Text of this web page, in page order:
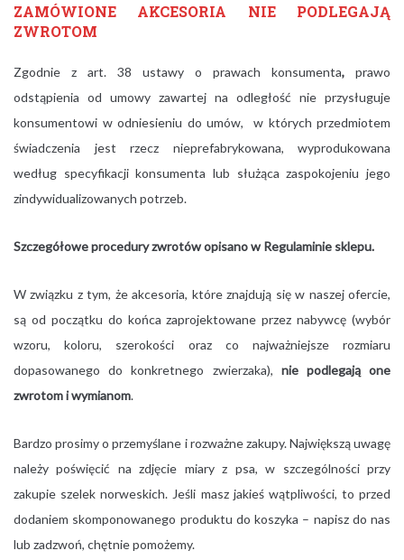
ZAMÓWIONE AKCESORIA NIE PODLEGAJĄ
ZWROTOM
Zgodnie z art. 38 ustawy o prawach konsumenta, prawo
odstąpienia od umowy zawartej na odległość nie przysługuje
konsumentowi w odniesieniu do umów, w których przedmiotem
świadczenia jest rzecz nieprefabrykowana, wyprodukowana
według specyfikacji konsumenta lub służąca zaspokojeniu jego
zindywidualizowanych potrzeb.
Szczegółowe procedury zwrotów opisano w Regulaminie sklepu.
W związku z tym, że akcesoria, które znajdują się w naszej ofercie,
są od początku do końca zaprojektowane przez nabywcę (wybór
wzoru, koloru, szerokości oraz co najważniejsze rozmiaru
dopasowanego do konkretnego zwierzaka), nie podlegają one
zwrotom i wymianom.
Bardzo prosimy o przemyślane i rozważne zakupy. Największą uwagę
należy poświęcić na zdjęcie miary z psa, w szczególności przy
zakupie szelek norweskich. Jeśli masz jakieś wątpliwości, to przed
dodaniem skomponowanego produktu do koszyka – napisz do nas
lub zadzwoń, chętnie pomożemy.